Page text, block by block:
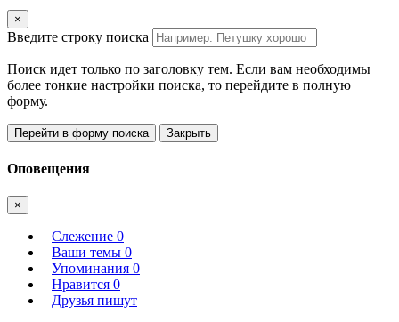
×
Введите строку поиска
Поиск идет только по заголовку тем. Если вам необходимы
более тонкие настройки поиска, то перейдите в полную
форму.
Перейти в форму поиска Закрыть
Оповещения
×
Слежение 0
Ваши темы 0
Упоминания 0
Нравится 0
Друзья пишут